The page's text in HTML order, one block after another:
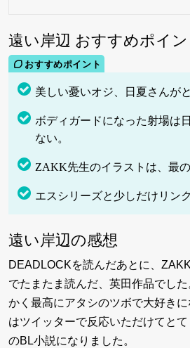
遠い岸辺 おすすめポイン
美しい憂いオジ、日夏さんが
ボディガードになった射場は
ない。
ZAKK先生のイラストは、最の
エスシリーズと少しだけリン
遠い岸辺の感想
DEADLOCKを読んだあとに、
でたまたま読んだ、英田作品でし
かく最高にアタシのツボで大好き
はツイッターで反応いただけてと
のBL小説になりました。